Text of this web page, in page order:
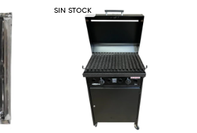
SIN STOCK